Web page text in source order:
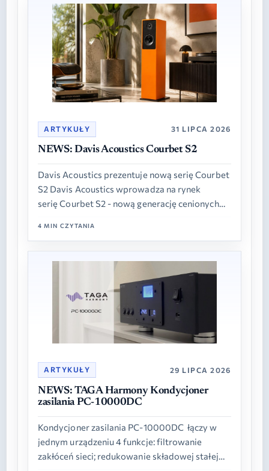
ARTYKUŁY 31 LIPCA 2026
NEWS: Davis Acoustics Courbet S2
Davis Acoustics prezentuje nową serię Courbet
S2 Davis Acoustics wprowadza na rynek
serię Courbet S2 - nową generację cenionych
4 MIN CZYTANIA
ARTYKUŁY 29 LIPCA 2026
NEWS: TAGA Harmony Kondycjoner
zasilania PC-10000DC
Kondycjoner zasilania PC-10000DC łączy w
jednym urządzeniu 4 funkcje: filtrowanie
zakłóceń sieci; redukowanie składowej stałej